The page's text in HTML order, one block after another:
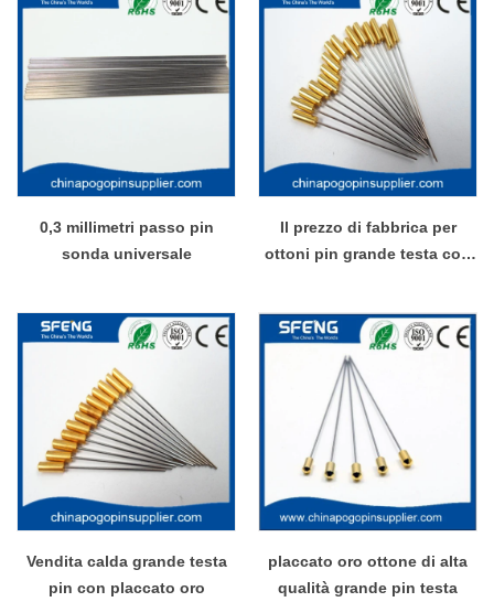
0,3 millimetri passo pin
sonda universale
Il prezzo di fabbrica per
ottoni pin grande testa con
Vendita calda grande testa
pin con placcato oro
placcato oro ottone di alta
qualità grande pin testa